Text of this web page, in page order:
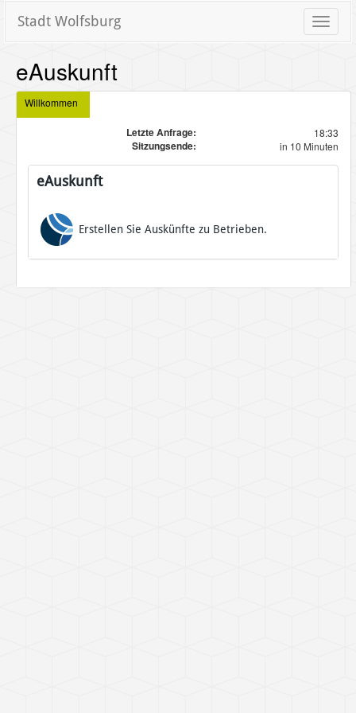
Toggle
Stadt Wolfsburg
eAuskunft
Willkommen
Letzte Anfrage: 18:33
Sitzungsende: in 10 Minuten
eAuskunft
Erstellen Sie Auskünfte zu Betrieben.